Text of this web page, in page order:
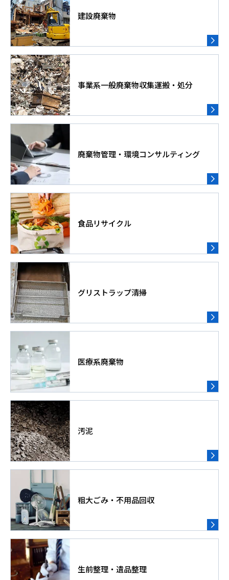
建設廃棄物
事業系一般廃棄物収集運搬・処分
廃棄物管理・環境コンサルティング
食品リサイクル
グリストラップ清掃
医療系廃棄物
汚泥
粗大ごみ・不用品回収
生前整理・遺品整理